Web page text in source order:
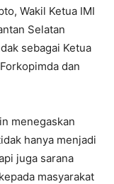
Wakil Ketua IMI
Selatan
sebagai Ketua
dan
menegaskan
hanya menjadi
juga sarana
masyarakat